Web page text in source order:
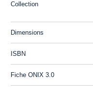
Collection
Dimensions
ISBN
Fiche ONIX 3.0